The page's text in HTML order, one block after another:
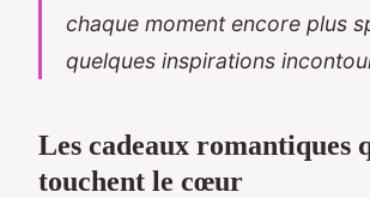
chaque moment encore plus
quelques inspirations
Les cadeaux romantiques
touchent le cœur